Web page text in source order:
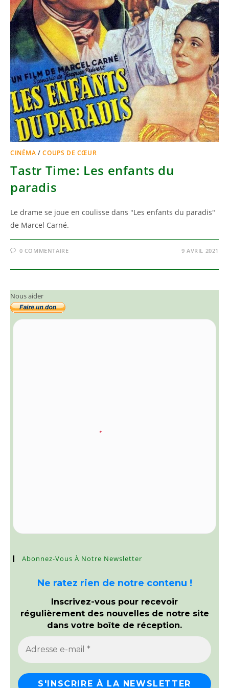
CINÉMA /COUPS DE CŒUR
Tastr Time: Les enfants du
paradis
Le drame se joue en coulisse dans "Les enfants du paradis"
de Marcel Carné.
0 COMMENTAIRE 9 AVRIL 2021
Nous aider
Abonnez-Vous À Notre Newsletter
Ne ratez rien de notre contenu !
Inscrivez-vous pour recevoir
régulièrement des nouvelles de notre site
dans votre boîte de réception.